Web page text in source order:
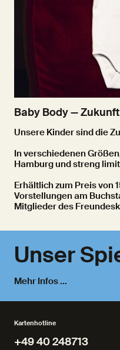
Baby Body —
Unsere Kinder sind die
In verschiedenen
Hamburg und streng
Erhältlich zum Preis von
Vorstellungen am
Mitglieder des
Unser
Mehr Infos ...
Kartenhotline
+49 40 248713